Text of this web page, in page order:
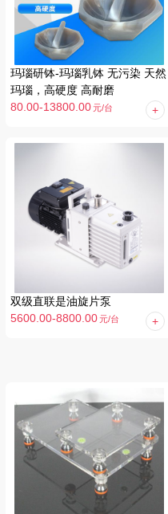
玛瑙研钵-玛瑙乳钵 无污染 天然
玛瑙，高硬度 高耐磨
80.00-13800.00 元/台
双级直联是油旋片泵
5600.00-8800.00 元/台